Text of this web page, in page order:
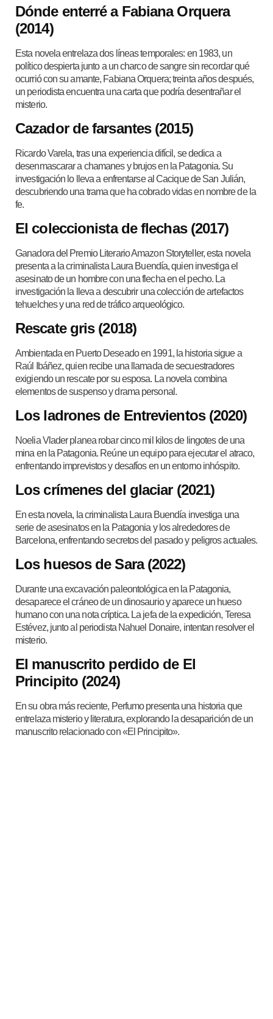
Dónde enterré a Fabiana Orquera
(2014)
Esta novela entrelaza dos líneas temporales: en 1983, un
político despierta junto a un charco de sangre sin recordar qué
ocurrió con su amante, Fabiana Orquera; treinta años después,
un periodista encuentra una carta que podría desentrañar el
misterio.
Cazador de farsantes (2015)
Ricardo Varela, tras una experiencia difícil, se dedica a
desenmascarar a chamanes y brujos en la Patagonia. Su
investigación lo lleva a enfrentarse al Cacique de San Julián,
descubriendo una trama que ha cobrado vidas en nombre de la
fe.
El coleccionista de flechas (2017)
Ganadora del Premio Literario Amazon Storyteller, esta novela
presenta a la criminalista Laura Buendía, quien investiga el
asesinato de un hombre con una flecha en el pecho. La
investigación la lleva a descubrir una colección de artefactos
tehuelches y una red de tráfico arqueológico.
Rescate gris (2018)
Ambientada en Puerto Deseado en 1991, la historia sigue a
Raúl Ibáñez, quien recibe una llamada de secuestradores
exigiendo un rescate por su esposa. La novela combina
elementos de suspenso y drama personal.
Los ladrones de Entrevientos (2020)
Noelia Vlader planea robar cinco mil kilos de lingotes de una
mina en la Patagonia. Reúne un equipo para ejecutar el atraco,
enfrentando imprevistos y desafíos en un entorno inhóspito.
Los crímenes del glaciar (2021)
En esta novela, la criminalista Laura Buendía investiga una
serie de asesinatos en la Patagonia y los alrededores de
Barcelona, enfrentando secretos del pasado y peligros actuales.
Los huesos de Sara (2022)
Durante una excavación paleontológica en la Patagonia,
desaparece el cráneo de un dinosaurio y aparece un hueso
humano con una nota críptica. La jefa de la expedición, Teresa
Estévez, junto al periodista Nahuel Donaire, intentan resolver el
misterio.
El manuscrito perdido de El
Principito (2024)
En su obra más reciente, Perfumo presenta una historia que
entrelaza misterio y literatura, explorando la desaparición de un
manuscrito relacionado con «El Principito».